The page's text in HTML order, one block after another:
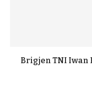
Brigjen TNI Iwan